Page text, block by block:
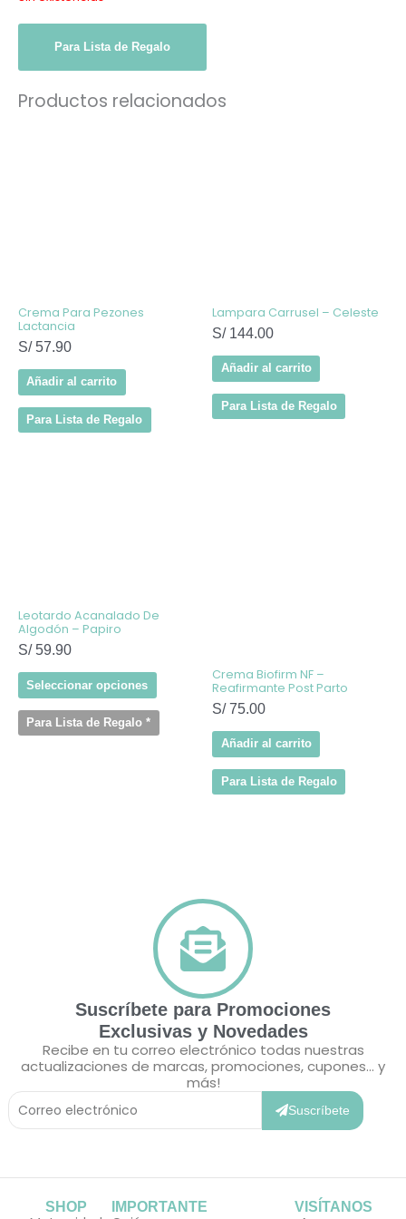
Para Lista de Regalo
Productos relacionados
Crema Para Pezones
Lactancia
S/57.90
Añadir al carrito
Para Lista de Regalo
Lampara Carrusel – Celeste
S/144.00
Añadir al carrito
Para Lista de Regalo
Leotardo Acanalado De
Algodón – Papiro
S/59.90
Seleccionar opciones
elegir
en
producto
Para Lista de Regalo *
Crema Biofirm NF –
Reafirmante Post Parto
S/75.00
Añadir al carrito
Para Lista de Regalo
Suscríbete para Promociones
Exclusivas y Novedades
Recibe en tu correo electrónico todas nuestras
actualizaciones de marcas, promociones, cupones... y
más!
Correo
Electrónico
Suscríbete
SHOP IMPORTANTE VISÍTANOS